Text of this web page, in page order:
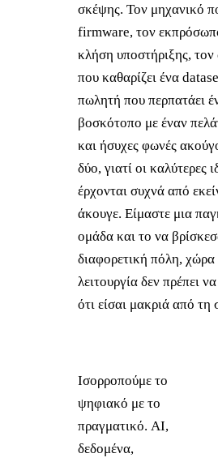
σκέψης. Τον μηχανικό
firmware, τον
κλήση υποστήριξης, τον
που καθαρίζει ένα
πωλητή που περπατάει
βοσκότοπο με έναν
και ήσυχες φωνές
δύο, γιατί οι καλύτερες
έρχονται συχνά από
άκουγε. Είμαστε μια
ομάδα και το να
διαφορετική πόλη, χώρα
λειτουργία δεν πρέπει
ότι είσαι μακριά από τη
Ισορροπούμε το
ψηφιακό με το
πραγματικό. AI,
δεδομένα,